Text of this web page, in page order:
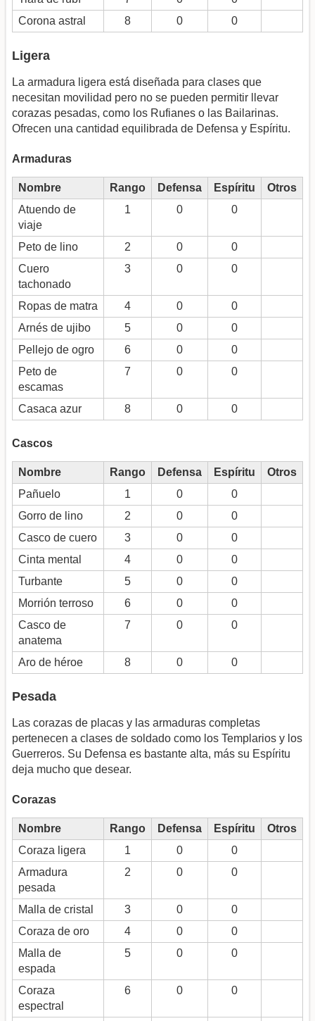
Corona astral
8 0 0
Ligera
La armadura ligera está diseñada para clases que
necesitan movilidad pero no se pueden permitir llevar
corazas pesadas, como los Rufianes o las Bailarinas.
Ofrecen una cantidad equilibrada de Defensa y Espíritu.
Armaduras
Nombre Rango Defensa Espíritu
Otros
Atuendo de
viaje
1 0 0
Peto de lino 2 0
0
Cuero
tachonado
3 0 0
Ropas de matra 4 0
0
Arnés de ujibo
5 0
0
Pellejo de ogro
6 0
0
Peto de
escamas
7 0 0
Casaca azur 8 0 0
Cascos
Nombre Rango Defensa Espíritu
Otros
Pañuelo
1 0
0
Gorro de lino
2 0
0
Casco de cuero
3 0
0
Cinta mental
4 0
0
Turbante
5 0
0
Morrión terroso
6 0
0
Casco de
anatema
7 0 0
Aro de héroe 8 0 0
Pesada
Las corazas de placas y las armaduras completas
pertenecen a clases de soldado como los Templarios y los
Guerreros. Su Defensa es bastante alta, más su Espíritu
deja mucho que desear.
Corazas
Nombre Rango Defensa Espíritu
Otros
Coraza ligera
1 0
0
Armadura
pesada
2 0 0
Malla de cristal 3 0
0
Coraza de oro
4 0
0
Malla de
espada
5 0 0
Coraza
espectral
6 0 0